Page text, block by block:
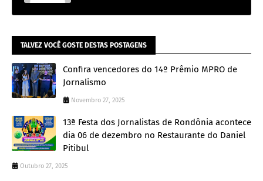
TALVEZ VOCÊ GOSTE DESTAS POSTAGENS
Confira vencedores do 14º Prêmio MPRO de
Jornalismo
Novembro 27, 2025
13ª Festa dos Jornalistas de Rondônia acontece
dia 06 de dezembro no Restaurante do Daniel
Pitibul
Outubro 27, 2025